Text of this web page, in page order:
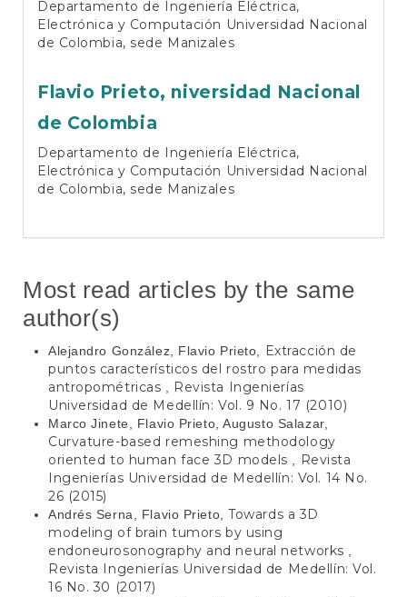
Departamento de Ingeniería Eléctrica,
Electrónica y Computación Universidad Nacional
de Colombia, sede Manizales
Flavio Prieto, niversidad Nacional
de Colombia
Departamento de Ingeniería Eléctrica,
Electrónica y Computación Universidad Nacional
de Colombia, sede Manizales
Most read articles by the same
author(s)
Alejandro González, Flavio Prieto,
Extracción de
puntos característicos del rostro para medidas
antropométricas
Revista Ingenierías
Universidad de Medellín: Vol. 9 No. 17 (2010)
Marco Jinete, Flavio Prieto, Augusto Salazar,
Curvature-based remeshing methodology
oriented to human face 3D models
Revista
Ingenierías Universidad de Medellín: Vol. 14 No.
26 (2015)
Andrés Serna, Flavio Prieto,Towards a 3D
modeling of brain tumors by using
endoneurosonography and neural networks
Revista Ingenierías Universidad de Medellín: Vol.
16 No. 30 (2017)